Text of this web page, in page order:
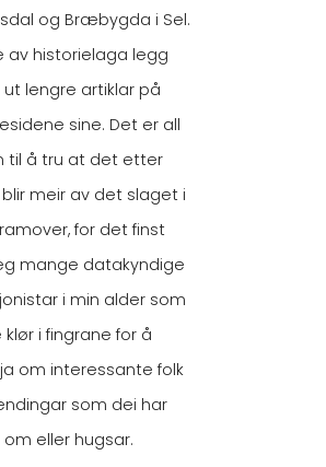
og Bræbygda i Sel.
av historielaga legg
lengre artiklar på
sine. Det er all
til å tru at det etter
meir av det slaget i
for det finst
mange datakyndige
i min alder som
klør i fingrane for å
om interessante folk
som dei har
eller hugsar.